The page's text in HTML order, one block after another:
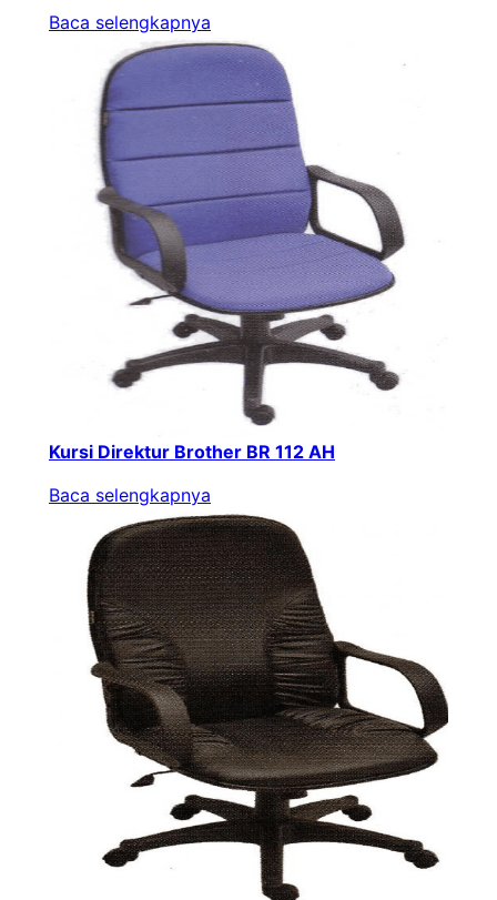
Baca selengkapnya
Kursi Direktur Brother BR 112 AH
Baca selengkapnya